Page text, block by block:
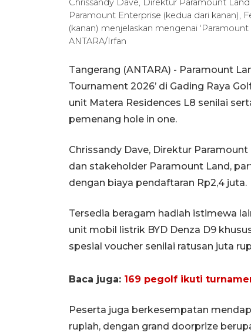
Chrissandy Dave, Direktur Paramount
Paramount Enterprise (kedua dari kanan),
(kanan) menjelaskan mengenai
ANTARA/Irfan
Tangerang (ANTARA) - Paramount
Tournament 2026’ di Gading Raya
unit Matera Residences L8 senilai
pemenang hole in one.
Chrissandy Dave, Direktur
dan stakeholder Paramount Land,
dengan biaya pendaftaran Rp2,4 juta.
Tersedia beragam hadiah istimewa
unit mobil listrik BYD Denza D9
spesial voucher senilai ratusan juta
Baca juga: 169 pegolf ikuti
Peserta juga berkesempatan
rupiah, dengan grand doorprize